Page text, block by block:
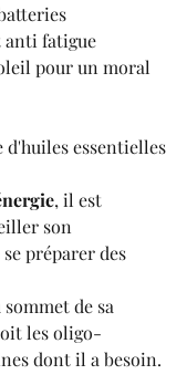
anti fatigue
pour un moral
d'huiles essentielles
, il est
son
préparer des
de sa
les oligo-
dont il a besoin.